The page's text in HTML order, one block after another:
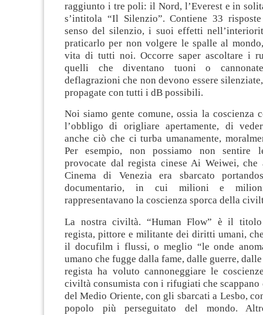
raggiunto i tre poli: il Nord, l’Everest e in
s’intitola “Il Silenzio”.Contiene 33
senso del silenzio, i suoi effetti
praticarlo per non volgere le spalle al
vita di tutti noi. Occorre saper ascoltare i
quelli che diventano tuoni o
deflagrazioni che non devono essere
propagate con tutti i dB possibili.
Noi siamo gente comune, ossia la coscienza
l’obbligo di origliare apertamente, di
anche ciò che ci turba umanamente,
Per esempio, non possiamo non sentire
provocate dal regista cinese Ai Weiwei,
Cinema di Venezia era sbarcato
documentario, in cui milioni e
rappresentavano la coscienza sporca della
La nostra civiltà. “Human Flow” è il titolo
regista, pittore e militante dei diritti umani,
il docufilm i flussi, o meglio “le onde
umano che fugge dalla fame, dalle guerre,
regista ha voluto cannoneggiare le
civiltà consumista con i rifugiati che scappano
del Medio Oriente, con gli sbarcati a Lesbo,
popolo più perseguitato del mondo.